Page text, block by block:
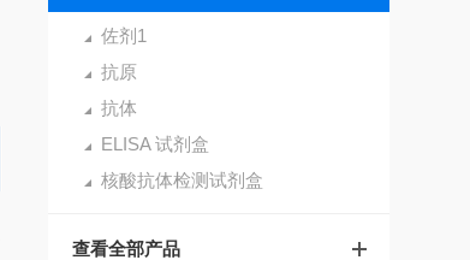
佐剂1
抗原
抗体
ELISA 试剂盒
核酸抗体检测试剂盒
查看全部产品